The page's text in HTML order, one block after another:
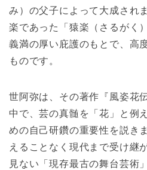
み）の父子によって大成され
楽であった「猿楽（さるがく
義満の厚い庇護のもとで、高
ものです。
世阿弥は、その著作『風姿花
中で、芸の真髄を「花」と例
めの自己研鑽の重要性を説き
えることなく現代まで受け継
見ない「現存最古の舞台芸術